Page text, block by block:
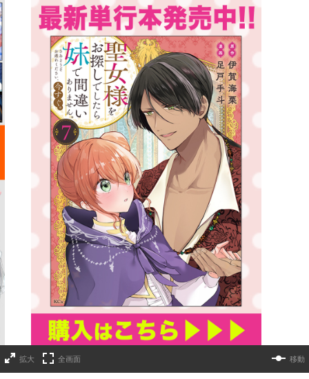
詳細ページへのリンク
拡大 全画面 移動